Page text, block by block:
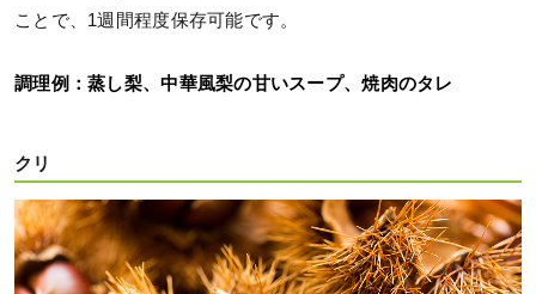
ことで、1週間程度保存可能です。
調理例：蒸し梨、中華風梨の甘いスープ、焼肉のタレ
クリ